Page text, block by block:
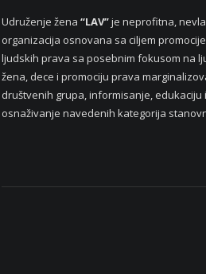
Udruženje žena “LAV”je neprofitna,
organizacija osnovana sa ciljem
ljudskih prava sa posebnim fokusom na
žena, dece i promociju prava
društvenih grupa, informisanje, edukaciju
osnaživanje navedenih kategorija